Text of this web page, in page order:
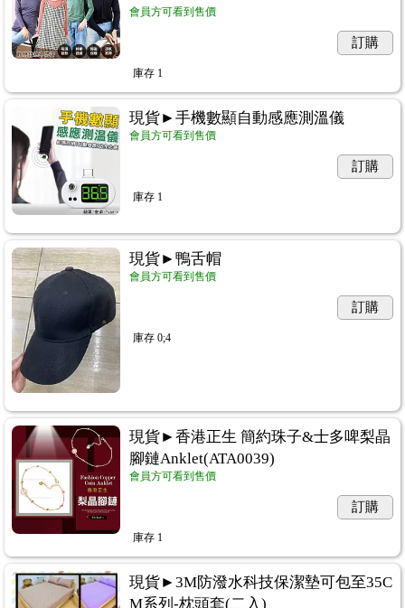
會員方可看到售價
訂購
庫存 1
現貨►手機數顯自動感應測溫儀
會員方可看到售價
訂購
庫存 1
現貨►鴨舌帽
會員方可看到售價
訂購
庫存 0;4
現貨►香港正生 簡約珠子&士多啤梨晶
腳鏈Anklet(ATA0039)
會員方可看到售價
訂購
庫存 1
現貨►3M防潑水科技保潔墊可包至35C
M系列-枕頭套(二入)